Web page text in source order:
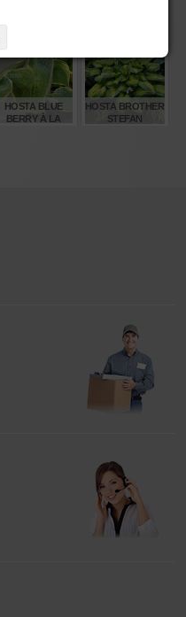
15,00 15,00€
HOSTA BLUE
BERRY À LA
HOSTA BROTHER
STEFAN